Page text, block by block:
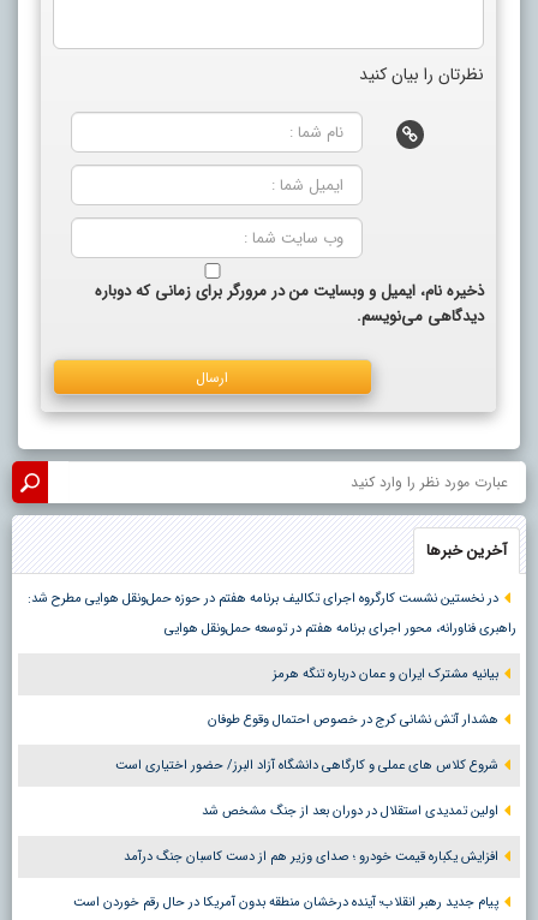
نظرتان را بیان کنید
ذخیره نام، ایمیل و وبسایت من در مرورگر برای زمانی که دوباره
دیدگاهی می‌نویسم.
آخرین خبرها
در نخستین نشست کارگروه اجرای تکالیف برنامه هفتم در حوزه حمل‌ونقل هوایی مطرح شد:
راهبری فناورانه، محور اجرای برنامه هفتم در توسعه حمل‌ونقل هوایی
بیانیه مشترک ایران و عمان درباره تنگه هرمز
هشدار آتش نشانی کرج در خصوص احتمال وقوع طوفان
شروع کلاس های عملی و کارگاهی دانشگاه آزاد البرز/ حضور اختیاری است
اولین تمدیدی استقلال در دوران بعد از جنگ مشخص شد
افزایش یکباره قیمت خودرو ؛ صدای وزیر هم از دست کاسبان جنگ درآمد
پیام جدید رهبر انقلاب؛ آینده درخشان منطقه بدون آمریکا در حال رقم خوردن است